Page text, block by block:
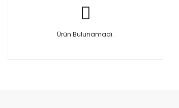
Ürün Bulunamadı.